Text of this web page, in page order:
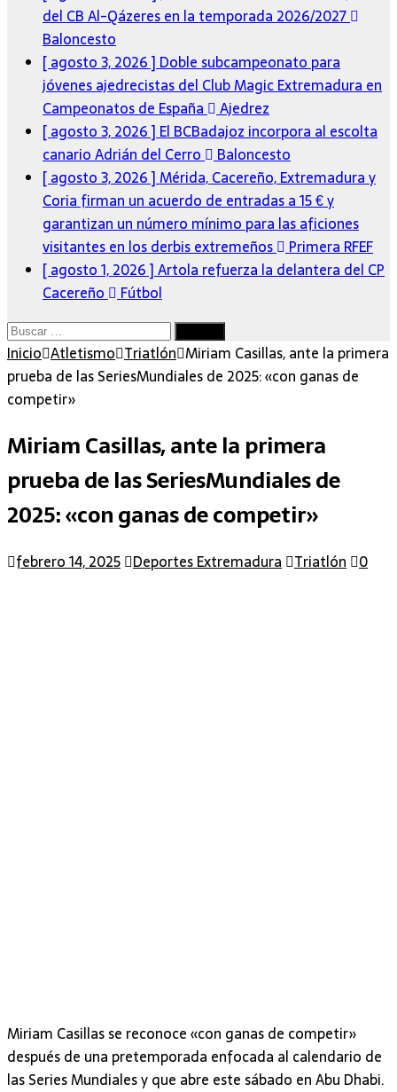
del CB Al-Qázeres en la temporada 2026/2027
Baloncesto
[ agosto 3, 2026 ] Doble subcampeonato para
jóvenes ajedrecistas del Club Magic Extremadura en
Campeonatos de España
Ajedrez
[ agosto 3, 2026 ] El BCBadajoz incorpora al escolta
canario Adrián del Cerro
Baloncesto
[ agosto 3, 2026 ]Mérida, Cacereño, Extremadura y
Coria firman un acuerdo de entradas a 15 € y
garantizan un número mínimo para las aficiones
visitantes en los derbis extremeños
Primera RFEF
[ agosto 1, 2026 ]Artola refuerza la delantera del CP
Cacereño
Fútbol
Buscar:
Inicio Atletismo Triatlón Miriam Casillas, ante la primera
prueba de las SeriesMundiales de 2025: «con ganas de
competir»
Miriam Casillas, ante la primera
prueba de las SeriesMundiales de
2025: «con ganas de competir»
febrero 14, 2025 Deportes Extremadura Triatlón 0
Miriam Casillas se reconoce «con ganas de competir»
después de una pretemporada enfocada al calendario de
las Series Mundiales y que abre este sábado en Abu Dhabi.